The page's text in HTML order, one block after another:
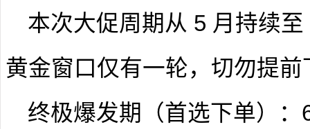
本次大促周期从 5 月持续
黄金窗口仅有一轮，切勿提前
终极爆发期（首选下单）